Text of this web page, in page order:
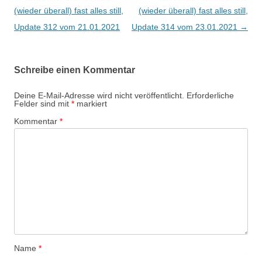
(wieder überall) fast alles still,
Update 312 vom 21.01.2021
(wieder überall) fast alles still,
Update 314 vom 23.01.2021 →
Schreibe einen Kommentar
Deine E-Mail-Adresse wird nicht veröffentlicht. Erforderliche
Felder sind mit * markiert
Kommentar *
Name *